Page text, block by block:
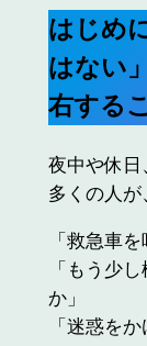
はじめ
はない
右する
夜中や休日
多くの人が
「救急車
「もう少
か」
「迷惑を